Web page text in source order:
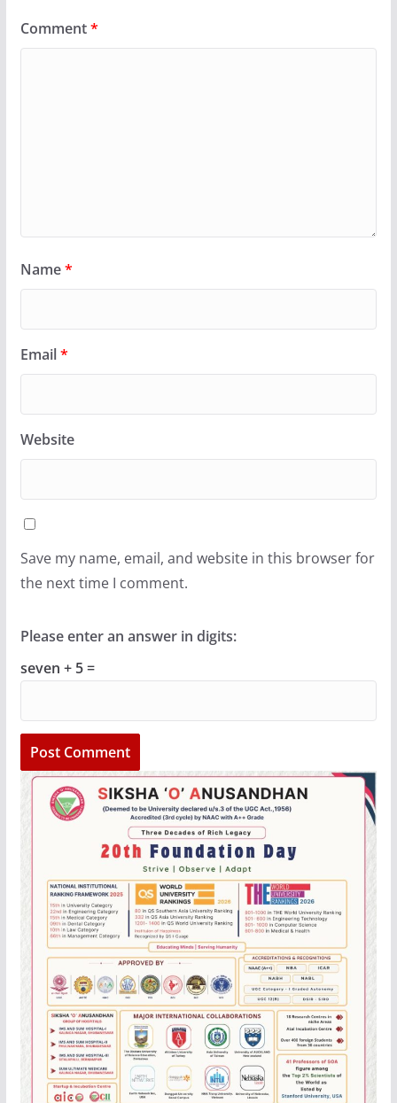
Comment*
Name*
Email*
Website
Save my name, email, and website in this browser for
the next time I comment.
Please enter an answer in digits:
seven + 5 =